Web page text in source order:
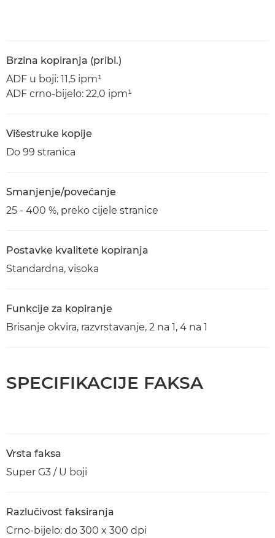
Brzina kopiranja (pribl.)
ADF u boji: 11,5 ipm¹
ADF crno-bijelo: 22,0 ipm¹
Višestruke kopije
Do 99 stranica
Smanjenje/povećanje
25 - 400 %, preko cijele stranice
Postavke kvalitete kopiranja
Standardna, visoka
Funkcije za kopiranje
Brisanje okvira, razvrstavanje, 2 na 1, 4 na 1
SPECIFIKACIJE FAKSA
Vrsta faksa
Super G3 / U boji
Razlučivost faksiranja
Crno-bijelo: do 300 x 300 dpi